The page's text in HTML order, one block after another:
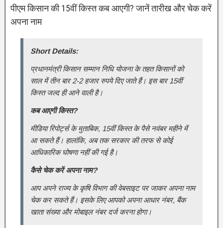
पीएम किसान की 15वीं किस्त कब आएगी? जानें तारीख और चेक करें
अपना नाम
Short Details:
प्रधानमंत्री किसान सम्मान निधि योजना के तहत किसानों को
साल में तीन बार 2-2 हजार रुपये दिए जाते हैं। इस बार 15वीं
किस्त जल्द ही आने वाली है।
कब आएगी किस्त?
मीडिया रिपोर्ट्स के मुताबिक, 15वीं किस्त के पैसे नवंबर महीने में
आ सकते हैं। हालांकि, अब तक सरकार की तरफ से कोई
आधिकारिक घोषणा नहीं की गई है।
कैसे चेक करें अपना नाम?
आप अपने राज्य के कृषि विभाग की वेबसाइट पर जाकर अपना नाम
चेक कर सकते हैं। इसके लिए आपको अपना आधार नंबर, बैंक
खाता संख्या और मोबाइल नंबर दर्ज करना होगा।